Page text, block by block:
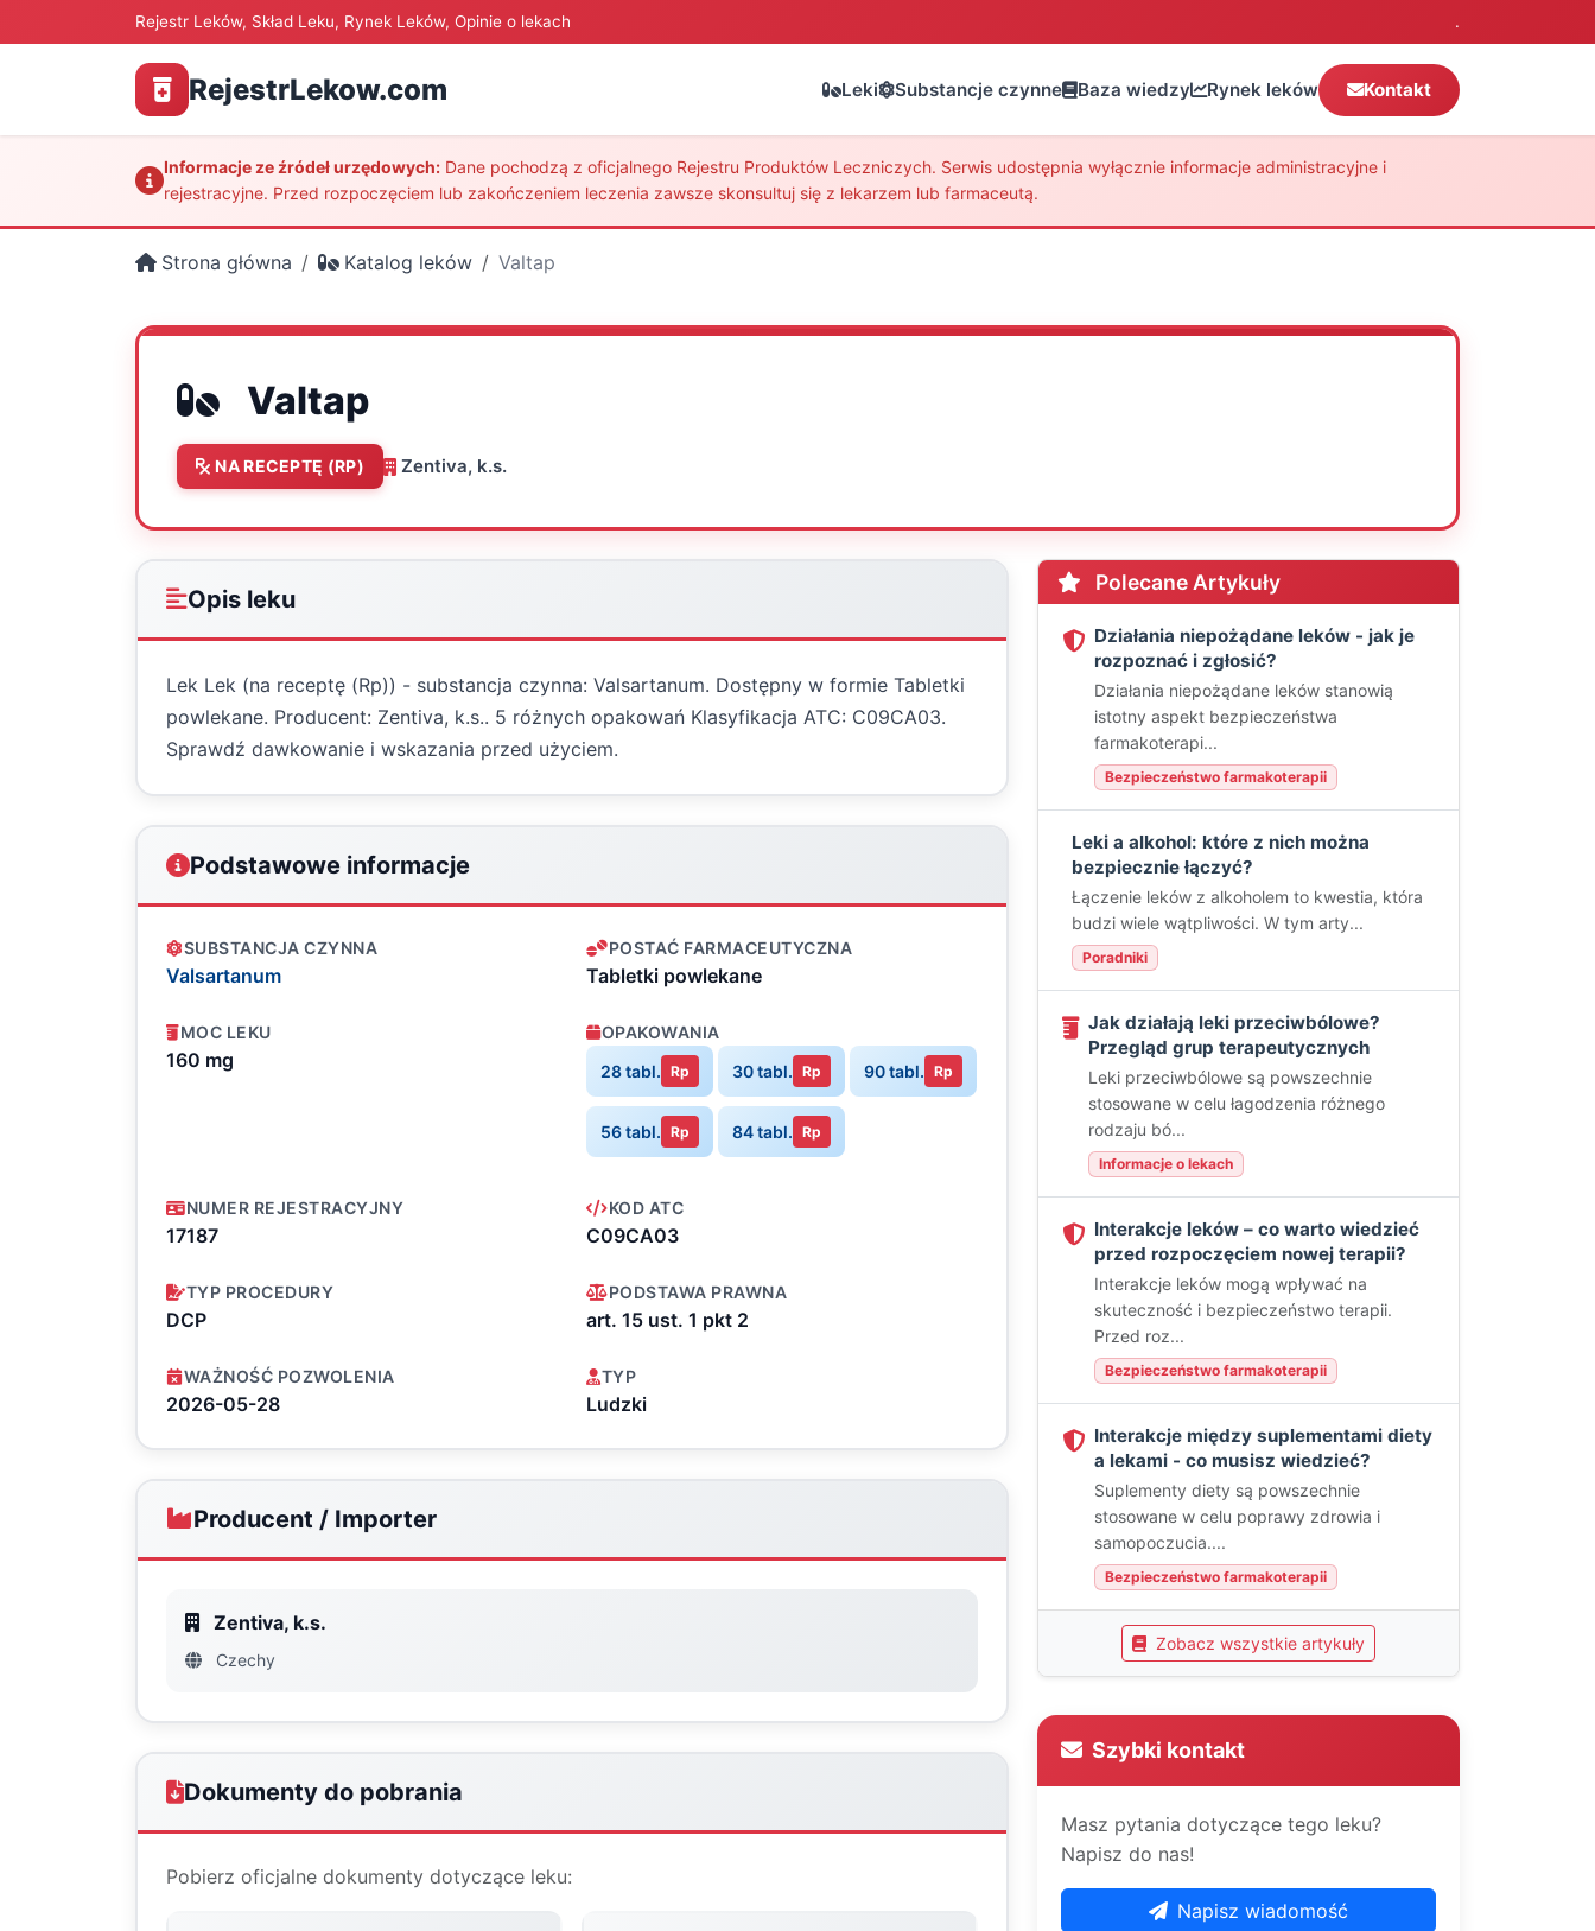
Rejestr Leków, Skład Leku, Rynek Leków, Opinie o lekach .
RejestrLekow.com Leki Substancje czynne Baza wiedzy Rynek leków Kontakt
Informacje ze źródeł urzędowych: Dane pochodzą z oficjalnego Rejestru Produktów Leczniczych. Serwis udostępnia wyłącznie informacje administracyjne i
rejestracyjne. Przed rozpoczęciem lub zakończeniem leczenia zawsze skonsultuj się z lekarzem lub farmaceutą.
Strona główna Katalog leków Valtap
Valtap
NA RECEPTĘ (RP) Zentiva, k.s.
Opis leku
Lek Lek (na receptę (Rp)) - substancja czynna: Valsartanum. Dostępny w formie Tabletki
powlekane. Producent: Zentiva, k.s.. 5 różnych opakowań Klasyfikacja ATC: C09CA03.
Sprawdź dawkowanie i wskazania przed użyciem.
Podstawowe informacje
SUBSTANCJA CZYNNA
Valsartanum
POSTAĆ FARMACEUTYCZNA
Tabletki powlekane
MOC LEKU
160 mg
OPAKOWANIA
28 tabl. Rp 30 tabl. Rp 90 tabl. Rp
56 tabl. Rp 84 tabl. Rp
NUMER REJESTRACYJNY
17187
KOD ATC
C09CA03
TYP PROCEDURY
DCP
PODSTAWA PRAWNA
art. 15 ust. 1 pkt 2
WAŻNOŚĆ POZWOLENIA
2026-05-28
TYP
Ludzki
Producent / Importer
Zentiva, k.s.
Czechy
Dokumenty do pobrania
Pobierz oficjalne dokumenty dotyczące leku:
Polecane Artykuły
Działania niepożądane leków - jak je
rozpoznać i zgłosić?
Działania niepożądane leków stanowią
istotny aspekt bezpieczeństwa
farmakoterapi...
Bezpieczeństwo farmakoterapii
Leki a alkohol: które z nich można
bezpiecznie łączyć?
Łączenie leków z alkoholem to kwestia, która
budzi wiele wątpliwości. W tym arty...
Poradniki
Jak działają leki przeciwbólowe?
Przegląd grup terapeutycznych
Leki przeciwbólowe są powszechnie
stosowane w celu łagodzenia różnego
rodzaju bó...
Informacje o lekach
Interakcje leków – co warto wiedzieć
przed rozpoczęciem nowej terapii?
Interakcje leków mogą wpływać na
skuteczność i bezpieczeństwo terapii.
Przed roz...
Bezpieczeństwo farmakoterapii
Interakcje między suplementami diety
a lekami - co musisz wiedzieć?
Suplementy diety są powszechnie
stosowane w celu poprawy zdrowia i
samopoczucia....
Bezpieczeństwo farmakoterapii
Zobacz wszystkie artykuły
Szybki kontakt
Masz pytania dotyczące tego leku?
Napisz do nas!
Napisz wiadomość